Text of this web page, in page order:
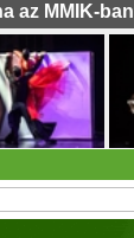
az MMIK-ban